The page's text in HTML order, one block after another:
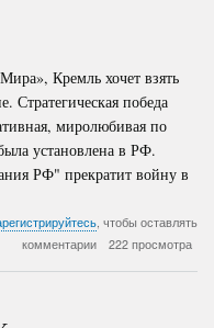
Кремль хочет взять
Стратегическая победа
миролюбивая по
установлена в РФ.
РФ" прекратит войну в
, чтобы оставлять
комментарии
222 просмотра